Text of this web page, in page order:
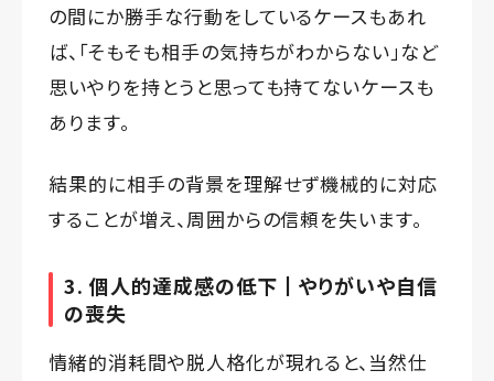
の間にか勝手な行動をしているケースもあれ
ば、「そもそも相手の気持ちがわからない」など
思いやりを持とうと思っても持てないケースも
あります。
結果的に相手の背景を理解せず機械的に対応
することが増え、周囲からの信頼を失います。
3. 個人的達成感の低下┃やりがいや自信
の喪失
情緒的消耗間や脱人格化が現れると、当然仕